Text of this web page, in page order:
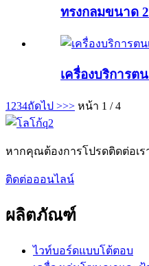
ทรงกลมขนาด
เครื่องบริการต
1 234ถัดไป >>> หน้า 1 / 4
หากคุณต้องการโปรดติดต่อเ
ติดต่อออนไลน์
ผลิตภัณฑ์
ไวท์บอร์ดแบบโต้ตอบ